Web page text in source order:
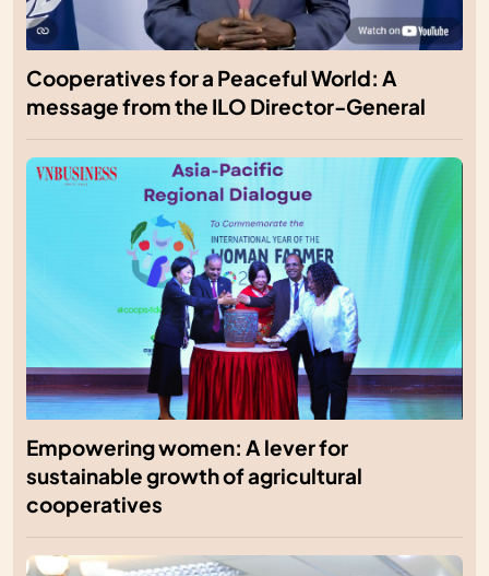
Cooperatives for a Peaceful World: A
message from the ILO Director-General
Empowering women: A lever for
sustainable growth of agricultural
cooperatives